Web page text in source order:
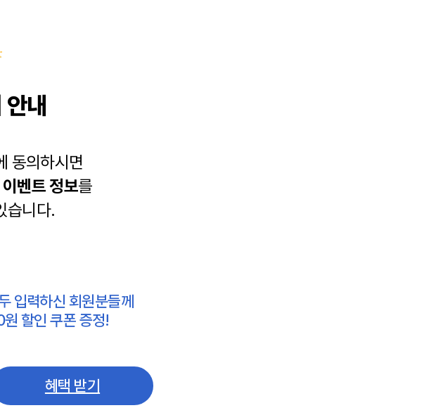
내
동의하시면
이벤트 정보를
습니다.
입력하신 회원분들께
할인 쿠폰 증정!
혜택 받기